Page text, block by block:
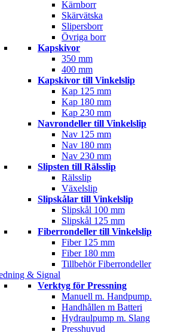
Kärnborr
Skärvätska
Slipersborr
Övriga borr
Kapskivor
350 mm
400 mm
Kapskivor till Vinkelslip
Kap 125 mm
Kap 180 mm
Kap 230 mm
Navrondeller till Vinkelslip
Nav 125 mm
Nav 180 mm
Nav 230 mm
Slipsten till Rälsslip
Rälsslip
Växelslip
Slipskålar till Vinkelslip
Slipskål 100 mm
Slipskål 125 mm
Fiberrondeller till Vinkelslip
Fiber 125 mm
Fiber 180 mm
Tillbehör Fiberrondeller
& Signal
Verktyg för Pressning
Manuell m. Handpump.
Handhållen m Batteri
Hydraulpump m. Slang
Presshuvud